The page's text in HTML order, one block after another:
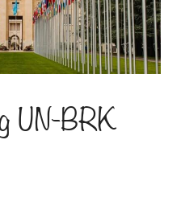
UN-BRK